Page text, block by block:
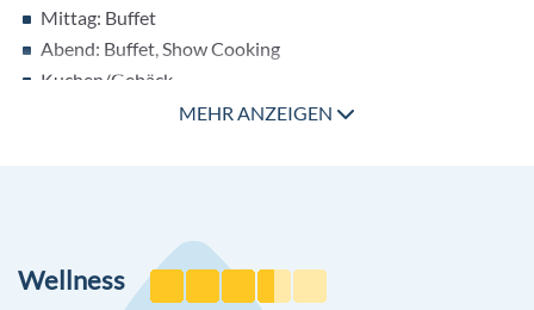
Aqua Park Splash Water World (ohne Gebühr)
Whirlpool im Wellnessbereich
Friseur
Mittag: Buffet
Abend: Buffet, Show Cooking
Kuchen/Gebäck
24 Stunden Snackangebot
Getränke 24 Stunden inklusive
MEHR ANZEIGEN
Wellness